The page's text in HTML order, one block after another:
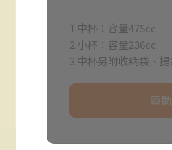
1.中杯：容量475cc
2.小杯：容量236cc
3.中杯另附收納袋、提
贊